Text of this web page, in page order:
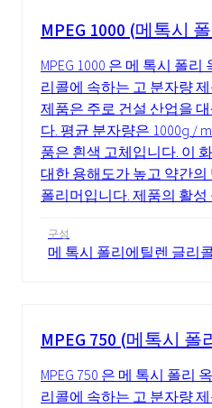
MPEG 1000 (메톡시
MPEG 1000 은 메 톡시 폴리
리콜에 속하는 고 분자량
제품은 주로 건설 산업을 대
다. 평균 분자량은 1000g /
품은 흰색 고체입니다. 이
대한 용해도가 높고 약간의
폴리머입니다. 제품의 활성
구성
메 톡시 폴리에틸렌 글리
MPEG 750 (메톡시
MPEG 750 은 메 톡시 폴리
리콜에 속하는 고 분자량